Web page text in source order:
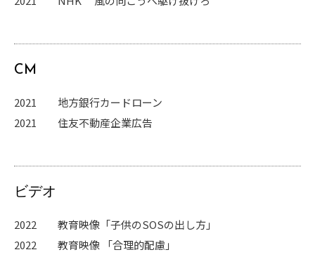
CM
2021 地方銀行カードローン
2021 住友不動産企業広告
ビデオ
2022 教育映像「子供のSOSの出し方」
2022 教育映像
「合理的配慮」